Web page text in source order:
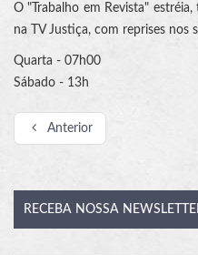
O "Trabalho em Revista"
na TV Justiça, com reprises nos
Quarta - 07h00
Sábado - 13h
Anterior
RECEBA NOSSA